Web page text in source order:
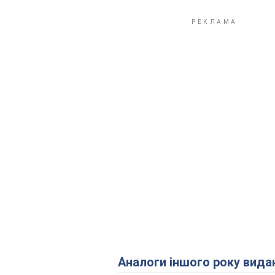
Аналоги іншого року